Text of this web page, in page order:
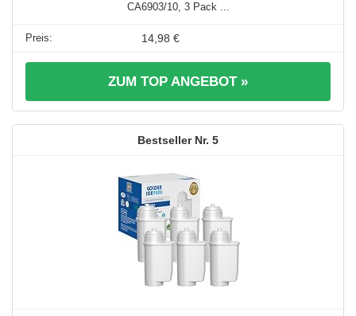
CA6903/10, 3 Pack ...
14,98 €
ZUM TOP ANGEBOT »
5